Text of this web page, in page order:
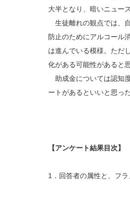
大半となり、暗いニュー
生徒離れの観点では、
防止のためにアルコール
は進んでいる模様。ただ
化がある可能性があると思
助成金については認知
ートがあるといいと思っ
【アンケート結果目次】
1．回答者の属性と、フ